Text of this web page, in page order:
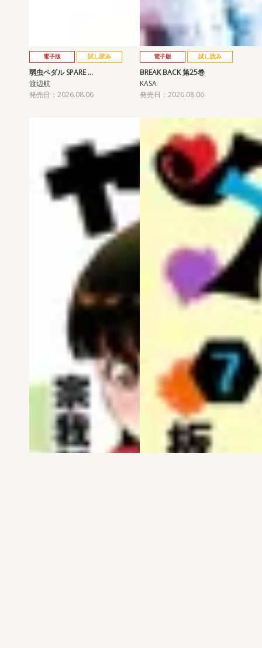
電子版 試し読み
弱虫ペダル SPARE …
渡辺航
発売日：2026.08.06
電子版 試し読み
BREAK BACK 第25巻
KASA
発売日：2026.08.06